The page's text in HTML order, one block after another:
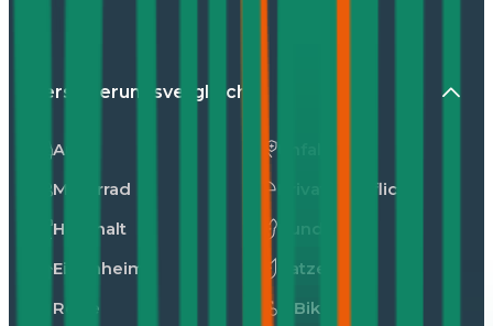
Versicherungsvergleiche
Auto
Motorrad
Haushalt
Eigenheim
Reise
Privathaftpflicht
Katzen
E-Bike